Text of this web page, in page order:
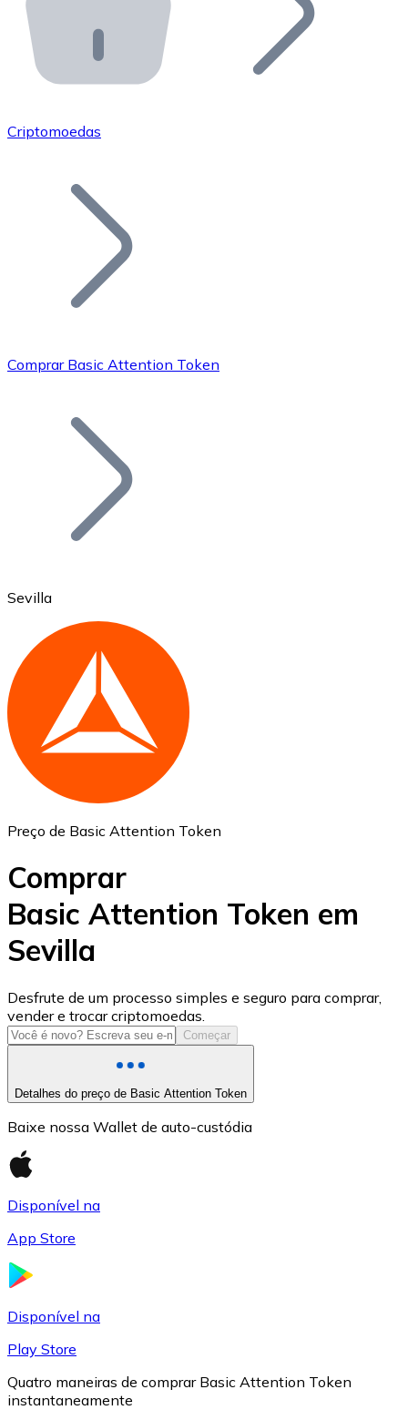
API Bitnovo
Integre nossa API no seu ecossistema.
Junte-se à nossa rede de revendedores e comercialize
Adicione o token do seu projeto ao nosso serviço de
Bitcoin
Ethereum
ETH
USD Coin
USDC
Criptomoedas
Comprar Basic Attention Token
Sevilla
Preço de Basic Attention Token
Comprar
Basic Attention Token em
Sevilla
Desfrute de um processo simples e seguro para comprar,
vender e trocar criptomoedas.
Começar
Detalhes do preço de Basic Attention Token
Baixe nossa Wallet de auto-custódia
Disponível na
App Store
Disponível na
Play Store
Quatro maneiras de comprar Basic Attention Token
instantaneamente